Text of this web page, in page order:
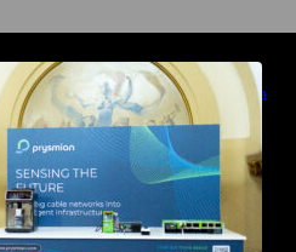
la COMM26 tehnologii de
Energy pentru monitorizarea
infrastrucrutilor critice